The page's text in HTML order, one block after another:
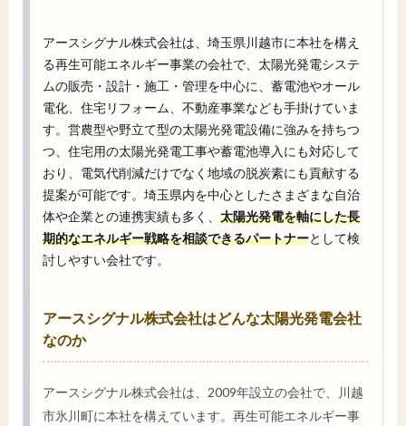
アースシグナル株式会社は、埼玉県川越市に本社を構え
る再生可能エネルギー事業の会社で、太陽光発電システ
ムの販売・設計・施工・管理を中心に、蓄電池やオール
電化、住宅リフォーム、不動産事業なども手掛けていま
す。営農型や野立て型の太陽光発電設備に強みを持ちつ
つ、住宅用の太陽光発電工事や蓄電池導入にも対応して
おり、電気代削減だけでなく地域の脱炭素にも貢献する
提案が可能です。埼玉県内を中心としたさまざまな自治
体や企業との連携実績も多く、 太陽光発電を軸にした長
期的なエネルギー戦略を相談できるパートナーとして検
討しやすい会社です。
アースシグナル株式会社はどんな太陽光発電会社
なのか
アースシグナル株式会社は、2009年設立の会社で、川越
市氷川町に本社を構えています。再生可能エネルギー事